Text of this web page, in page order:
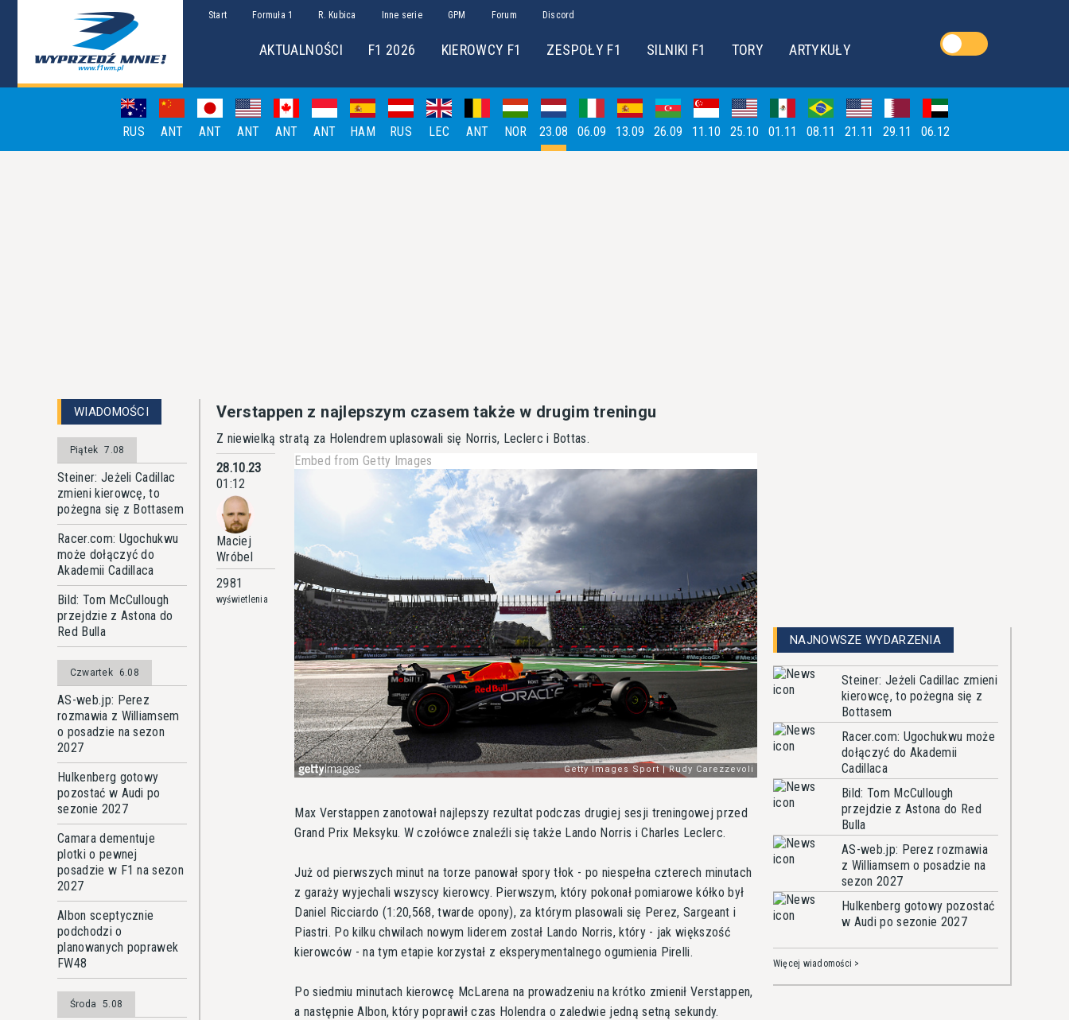
Start Formuła 1 R. Kubica Inne serie GPM Forum Discord
AKTUALNOŚCI F1 2026 KIEROWCY F1 ZESPOŁY F1 SILNIKI F1 TORY ARTYKUŁY
RUS ANT ANT ANT ANT ANT HAM RUS LEC ANT NOR 23.08 06.09 13.09 26.09 11.10 25.10 01.11 08.11 21.11 29.11 06.12
WIADOMOŚCI
Piątek 7.08
Steiner: Jeżeli Cadillac
zmieni kierowcę, to
pożegna się z Bottasem
Racer.com: Ugochukwu
może dołączyć do
Akademii Cadillaca
Bild: Tom McCullough
przejdzie z Astona do
Red Bulla
Czwartek 6.08
AS-web.jp: Perez
rozmawia z Williamsem
o posadzie na sezon
2027
Hulkenberg gotowy
pozostać w Audi po
sezonie 2027
Camara dementuje
plotki o pewnej
posadzie w F1 na sezon
2027
Albon sceptycznie
podchodzi o
planowanych poprawek
FW48
Środa 5.08
Verstappen z najlepszym czasem także w drugim treningu
Z niewielką stratą za Holendrem uplasowali się Norris, Leclerc i Bottas.
28.10.23
01:12
Maciej
Wróbel
2981
wyświetlenia
Embed from Getty Images
Max Verstappen zanotował najlepszy rezultat podczas drugiej sesji treningowej przed
Grand Prix Meksyku. W czołówce znaleźli się także Lando Norris i Charles Leclerc.
Już od pierwszych minut na torze panował spory tłok - po niespełna czterech minutach
z garaży wyjechali wszyscy kierowcy. Pierwszym, który pokonał pomiarowe kółko był
Daniel Ricciardo (1:20,568, twarde opony), za którym plasowali się Perez, Sargeant i
Piastri. Po kilku chwilach nowym liderem został Lando Norris, który - jak większość
kierowców - na tym etapie korzystał z eksperymentalnego ogumienia Pirelli.
Po siedmiu minutach kierowcę McLarena na prowadzeniu na krótko zmienił Verstappen,
a następnie Albon, który poprawił czas Holendra o zaledwie jedną setną sekundy.
NAJNOWSZE WYDARZENIA
Steiner: Jeżeli Cadillac zmieni
kierowcę, to pożegna się z
Bottasem
Racer.com: Ugochukwu może
dołączyć do Akademii
Cadillaca
Bild: Tom McCullough
przejdzie z Astona do Red
Bulla
AS-web.jp: Perez rozmawia
z Williamsem o posadzie na
sezon 2027
Hulkenberg gotowy pozostać
w Audi po sezonie 2027
Więcej wiadomości >